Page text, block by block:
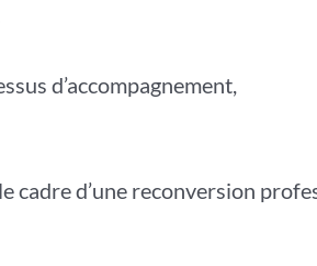
d’accompagnement,
cadre d’une reconversion